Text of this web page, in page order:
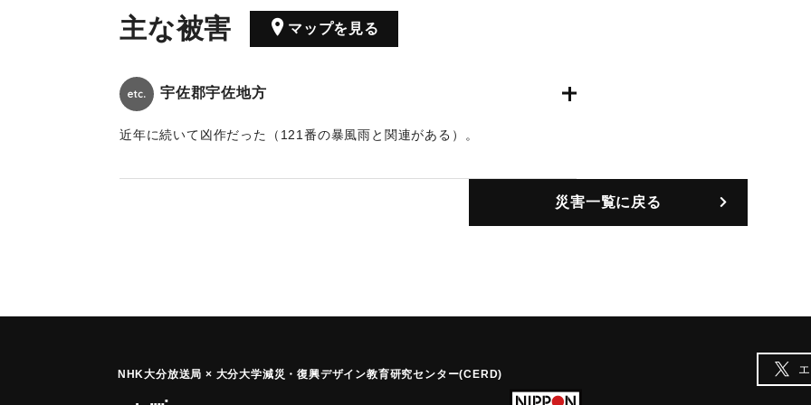
主な被害 マップを見る
宇佐郡宇佐地方
近年に続いて凶作だった（121番の暴風雨と関連がある）。
｜固有コード:00123001
災害一覧に戻る
NHK大分放送局 × 大分大学減災 ・復興デザイン教育研究センター(CERD)